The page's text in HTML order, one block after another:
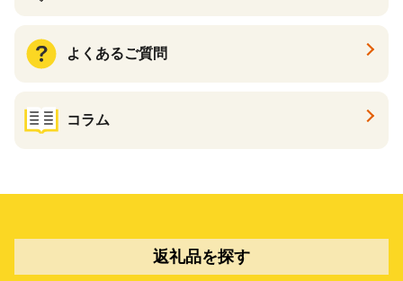
よくあるご質問
コラム
返礼品を探す